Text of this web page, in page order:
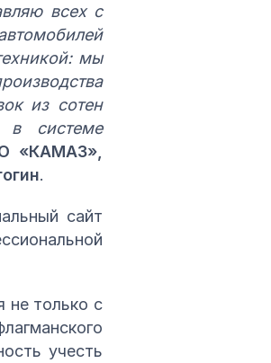
всех с
мы
из сотен
в системе
«КАМАЗ»,
.
сайт
не только с
учесть